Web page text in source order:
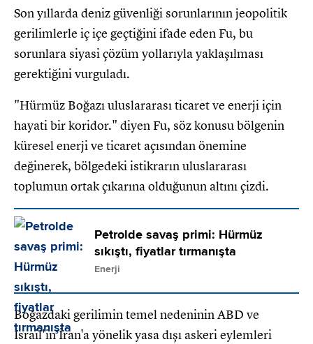
Son yıllarda deniz güvenliği sorunlarının jeopolitik
gerilimlerle iç içe geçtiğini ifade eden Fu, bu
sorunlara siyasi çözüm yollarıyla yaklaşılması
gerektiğini vurguladı.
"Hürmüz Boğazı uluslararası ticaret ve enerji için
hayati bir koridor." diyen Fu, söz konusu bölgenin
küresel enerji ve ticaret açısından önemine
değinerek, bölgedeki istikrarın uluslararası
toplumun ortak çıkarına olduğunun altını çizdi.
Petrolde savaş primi: Hürmüz
sıkıştı, fiyatlar tırmanışta
Enerji
Boğazdaki gerilimin temel nedeninin ABD ve
İsrail'in İran'a yönelik yasa dışı askeri eylemleri